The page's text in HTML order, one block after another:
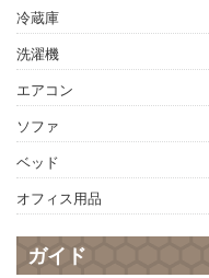
冷蔵庫
洗濯機
エアコン
ソファ
ベッド
オフィス用品
ガイド